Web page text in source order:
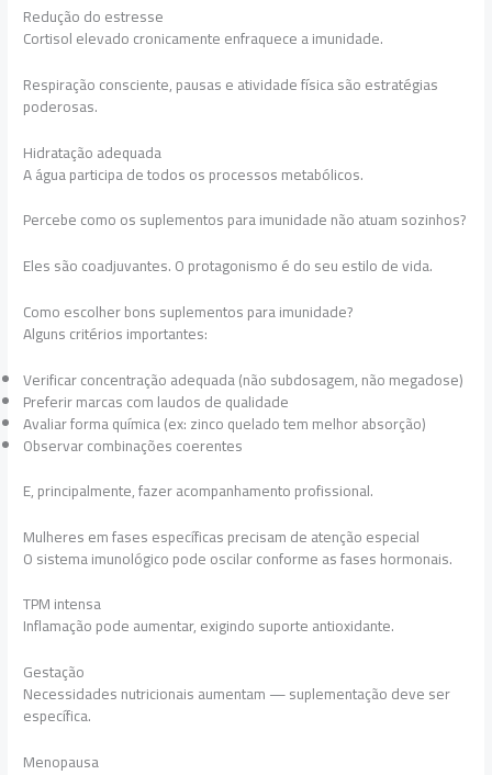
Redução do estresse
Cortisol elevado cronicamente enfraquece a imunidade.
Respiração consciente, pausas e atividade física são estratégias
poderosas.
Hidratação adequada
A água participa de todos os processos metabólicos.
Percebe como os suplementos para imunidade não atuam sozinhos?
Eles são coadjuvantes. O protagonismo é do seu estilo de vida.
Como escolher bons suplementos para imunidade?
Alguns critérios importantes:
Verificar concentração adequada (não subdosagem, não megadose)
Preferir marcas com laudos de qualidade
Avaliar forma química (ex: zinco quelado tem melhor absorção)
Observar combinações coerentes
E, principalmente, fazer acompanhamento profissional.
Mulheres em fases específicas precisam de atenção especial
O sistema imunológico pode oscilar conforme as fases hormonais.
TPM intensa
Inflamação pode aumentar, exigindo suporte antioxidante.
Gestação
Necessidades nutricionais aumentam — suplementação deve ser
específica.
Menopausa